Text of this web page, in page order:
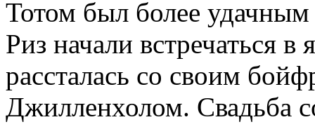
Тотом был более
Риз начали встречаться в
рассталась со своим
Джилленхолом. Свадьба